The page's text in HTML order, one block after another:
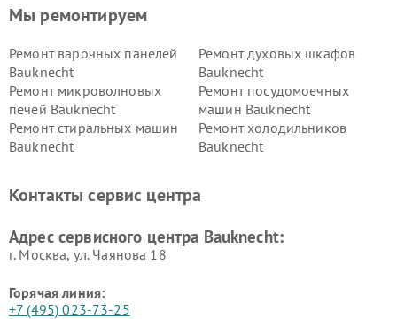
Мы ремонтируем
Ремонт варочных панелей
Bauknecht
Ремонт духовых шкафов
Bauknecht
Ремонт микроволновых
печей Bauknecht
Ремонт посудомоечных
машин Bauknecht
Ремонт стиральных машин
Bauknecht
Ремонт холодильников
Bauknecht
Контакты сервис центра
Адрес сервисного центра Bauknecht:
г. Москва, ул. Чаянова 18
Горячая линия:
+7 (495) 023-73-25